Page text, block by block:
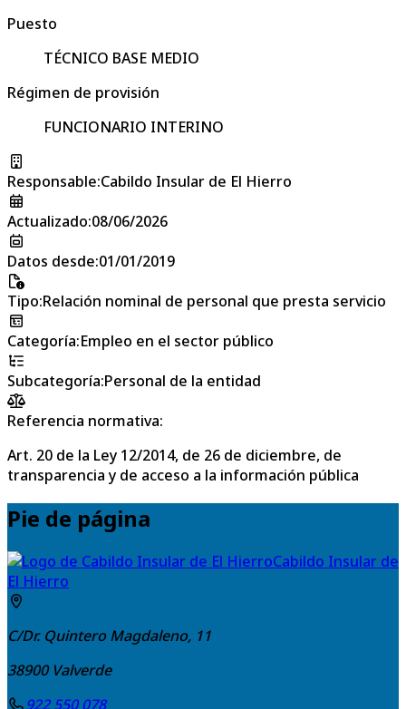
Puesto
TÉCNICO BASE MEDIO
Régimen de provisión
FUNCIONARIO INTERINO
Responsable:Cabildo Insular de El Hierro
Actualizado:08/06/2026
Datos desde:01/01/2019
Tipo:Relación nominal de personal que presta servicio
Categoría:Empleo en el sector público
Subcategoría:Personal de la entidad
Referencia normativa:
Art. 20 de la Ley 12/2014, de 26 de diciembre, de
transparencia y de acceso a la información pública
Pie de página
Cabildo Insular de
El Hierro
C/Dr. Quintero Magdaleno, 11
38900 Valverde
922 550 078